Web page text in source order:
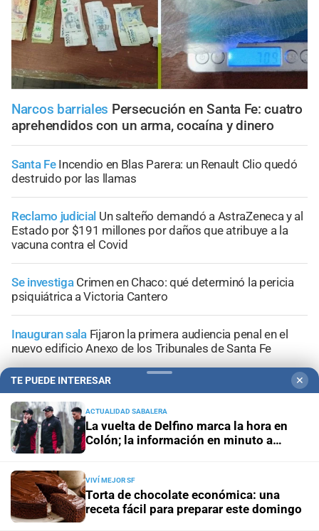
Narcos barriales Persecución en Santa Fe: cuatro
aprehendidos con un arma, cocaína y dinero
Santa Fe Incendio en Blas Parera: un Renault Clio quedó
destruido por las llamas
Reclamo judicial Un salteño demandó a AstraZeneca y al
Estado por $191 millones por daños que atribuye a la
vacuna contra el Covid
Se investiga Crimen en Chaco: qué determinó la pericia
psiquiátrica a Victoria Cantero
Inauguran sala Fijaron la primera audiencia penal en el
nuevo edificio Anexo de los Tribunales de Santa Fe
+Información General
TE PUEDE INTERESAR ✕
ACTUALIDAD SABALERA
La vuelta de Delfino marca la hora en
Colón; la información en minuto a
VIVÍ MEJOR SF
Torta de chocolate económica: una
receta fácil para preparar este domingo